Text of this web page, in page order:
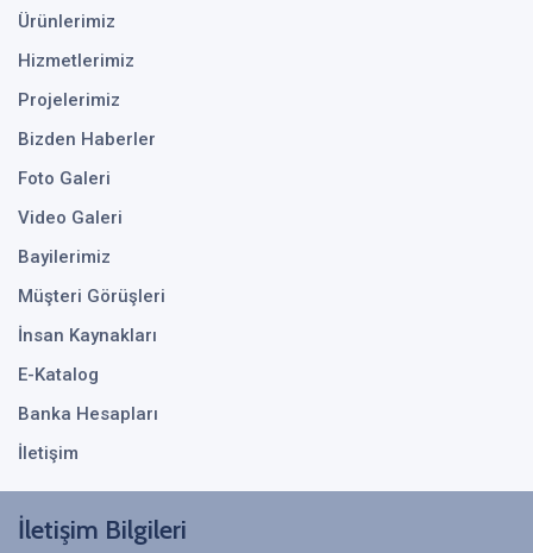
Ürünlerimiz
Hizmetlerimiz
Projelerimiz
Bizden Haberler
Foto Galeri
Video Galeri
Bayilerimiz
Müşteri Görüşleri
İnsan Kaynakları
E-Katalog
Banka Hesapları
İletişim
İletişim Bilgileri